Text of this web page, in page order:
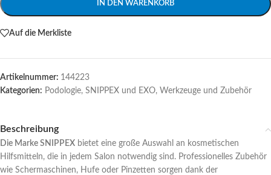
IN DEN WARENKORB
Auf die Merkliste
Artikelnummer: 144223
Kategorien: Podologie, SNIPPEX und EXO, Werkzeuge und Zubehör
Beschreibung
Die Marke SNIPPEX bietet eine große Auswahl an kosmetischen
Hilfsmitteln, die in jedem Salon notwendig sind. Professionelles Zubehör
wie Schermaschinen, Hufe oder Pinzetten sorgen dank der